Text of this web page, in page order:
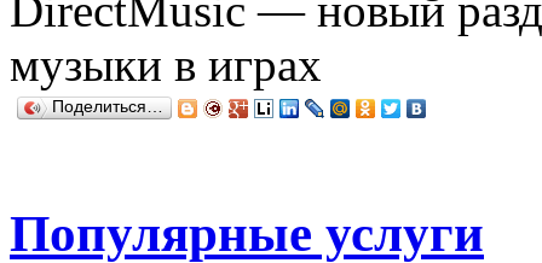
музыки в играх
Поделиться…
Популярные услуги